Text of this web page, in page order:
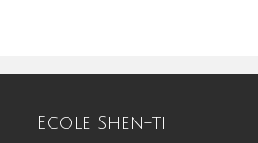
Ecole Shen-ti